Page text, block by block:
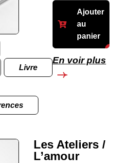
Livre
Ajouter
au
panier
En voir plus
Les Ateliers /
L’amour